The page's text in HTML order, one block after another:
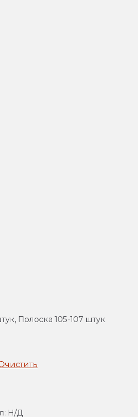
Полоска 105-107 штук
Н/Д